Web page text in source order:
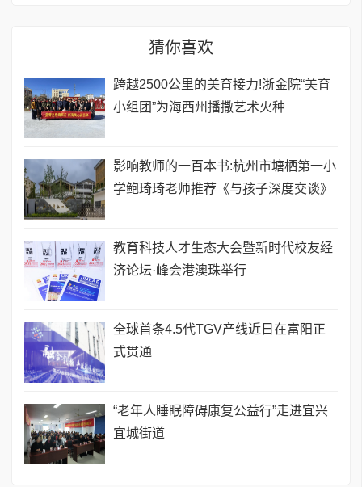
猜你喜欢
跨越2500公里的美育接力!浙金院“美育
小组团”为海西州播撒艺术火种
影响教师的一百本书:杭州市塘栖第一小
学鲍琦琦老师推荐《与孩子深度交谈》
教育科技人才生态大会暨新时代校友经
济论坛·峰会港澳珠举行
全球首条4.5代TGV产线近日在富阳正
式贯通
“老年人睡眠障碍康复公益行”走进宜兴
宜城街道